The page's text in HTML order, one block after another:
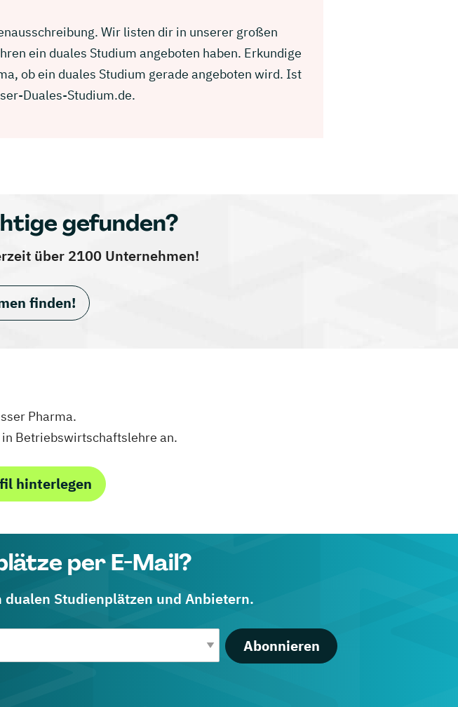
Wir listen dir in unserer großen
ein duales Studium angeboten haben. Erkundige
ob ein duales Studium gerade angeboten wird. Ist
Duales-Studium.de.
gefunden?
über 2100 Unternehmen!
finden!
Pharma.
Betriebswirtschaftslehre an.
hinterlegen
per E-Mail?
Studienplätzen und Anbietern.
Abonnieren